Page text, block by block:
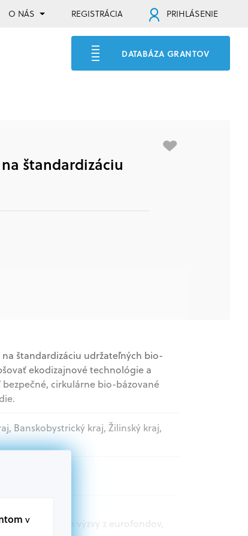
O NÁS REGISTRÁCIA PRIHLÁSENIE
DATABÁZA GRANTOV
štandardizáciu
štandardizáciu udržateľných bio-
ekodizajnové technológie a
cirkulárne bio-bázované
Banskobystrický kraj, Žilinský kraj,
aktuálne výzvy z eurofondov,
v